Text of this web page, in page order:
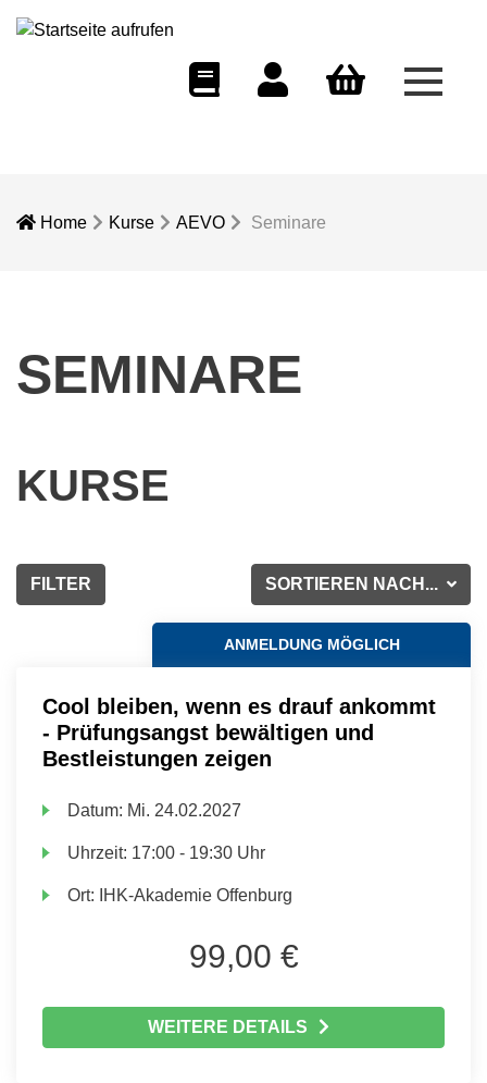
Menü
Home Kurse AEVO Seminare
SEMINARE
KURSE
SORTIEREN NACH...
FILTER
ANMELDUNG MÖGLICH
Cool bleiben, wenn es drauf ankommt
- Prüfungsangst bewältigen und
Bestleistungen zeigen
Datum: Mi. 24.02.2027
Uhrzeit: 17:00 - 19:30 Uhr
Ort: IHK-Akademie Offenburg
99,00 €
WEITERE DETAILS